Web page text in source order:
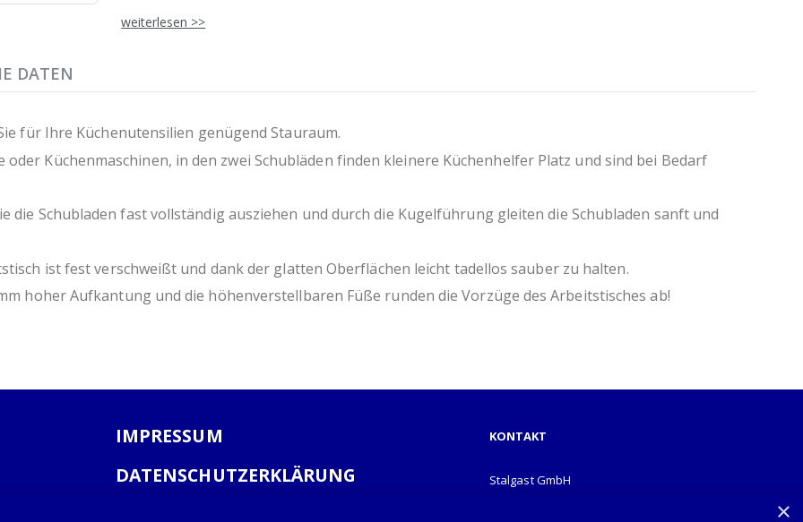
geschützt
doppelwandige Front mit durchgehender Griffleiste
Plattenüberstand 30 mm
höhenverstellbare Füße +25 mm bis -5 mm
aus rostfreiem, ferritischem Stahl
weiterlesen >>
für Ihre Küchenutensilien genügend Stauraum.
Küchenmaschinen, in den zwei Schubläden finden kleinere Küchenhelfer Platz und sind bei Bedarf
Schubladen fast vollständig ausziehen und durch die Kugelführung gleiten die Schubladen sanft und
ist fest verschweißt und dank der glatten Oberflächen leicht tadellos sauber zu halten.
hoher Aufkantung und die höhenverstellbaren Füße runden die Vorzüge des Arbeitstisches ab!
DATEN
IMPRESSUM
DATENSCHUTZERKLÄRUNG
KONTAKT
Stalgast GmbH
×